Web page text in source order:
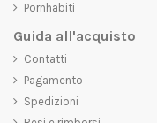
Pornhabiti
Guida all'acquisto
Contatti
Pagamento
Spedizioni